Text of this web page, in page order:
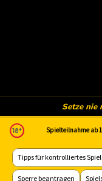
Setze nie
Spielteilnahme ab
Tipps für kontrolliertes
Sperre beantragen